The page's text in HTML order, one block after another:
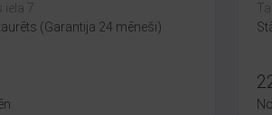
iela 7
(Garantija 24 mēneši)
No